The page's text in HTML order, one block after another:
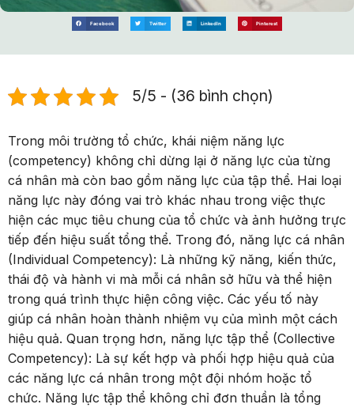
Facebook Twitter LinkedIn Pinterest
5/5 - (36 bình chọn)
Trong môi trường tổ chức, khái niệm năng lực
(competency) không chỉ dừng lại ở năng lực của từng
cá nhân mà còn bao gồm năng lực của tập thể. Hai loại
năng lực này đóng vai trò khác nhau trong việc thực
hiện các mục tiêu chung của tổ chức và ảnh hưởng trực
tiếp đến hiệu suất tổng thể. Trong đó, năng lực cá nhân
(Individual Competency): Là những kỹ năng, kiến thức,
thái độ và hành vi mà mỗi cá nhân sở hữu và thể hiện
trong quá trình thực hiện công việc. Các yếu tố này
giúp cá nhân hoàn thành nhiệm vụ của mình một cách
hiệu quả. Quan trọng hơn, năng lực tập thể (Collective
Competency): Là sự kết hợp và phối hợp hiệu quả của
các năng lực cá nhân trong một đội nhóm hoặc tổ
chức. Năng lực tập thể không chỉ đơn thuần là tổng